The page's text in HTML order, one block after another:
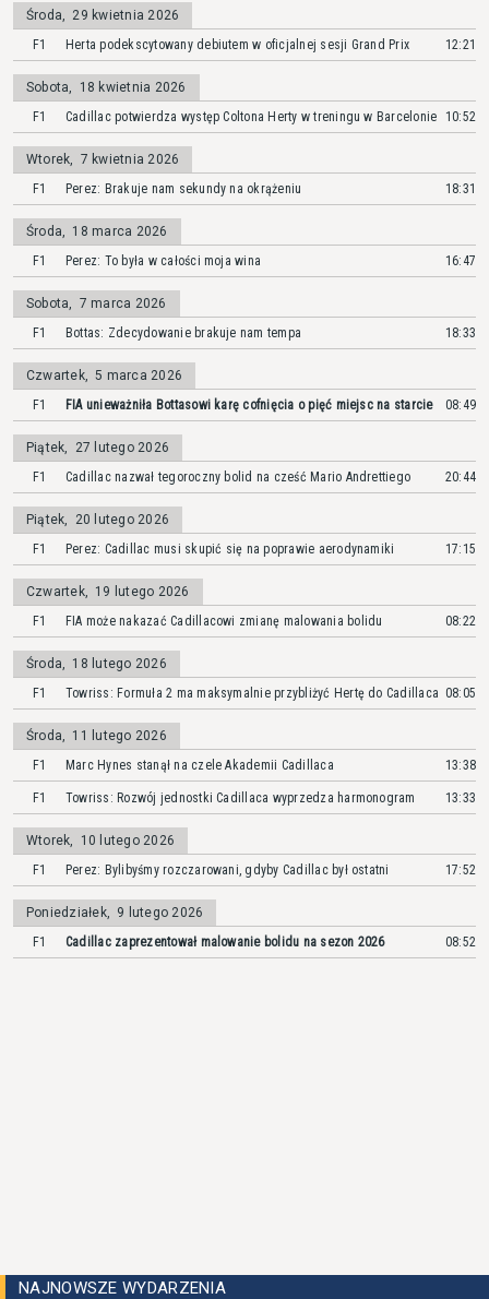
Środa, 29 kwietnia 2026
F1
Herta podekscytowany debiutem w oficjalnej sesji Grand Prix 12:21
Sobota,
18 kwietnia 2026
F1
Cadillac potwierdza występ Coltona Herty w treningu w Barcelonie 10:52
Wtorek, 7 kwietnia 2026
F1
Perez: Brakuje nam sekundy na okrążeniu 18:31
Środa, 18 marca 2026
F1
Perez: To była w całości moja wina 16:47
Sobota, 7 marca 2026
F1
Bottas: Zdecydowanie brakuje nam tempa 18:33
Czwartek, 5 marca 2026
F1
FIA unieważniła Bottasowi karę cofnięcia o pięć miejsc na starcie 08:49
Piątek,
27 lutego 2026
F1
Cadillac nazwał tegoroczny bolid na cześć Mario Andrettiego 20:44
Piątek,
20 lutego 2026
F1
Perez: Cadillac musi skupić się na poprawie aerodynamiki 17:15
Czwartek, 19 lutego 2026
F1
FIA może nakazać Cadillacowi zmianę malowania bolidu 08:22
Środa, 18 lutego 2026
F1
Towriss: Formuła 2 ma maksymalnie przybliżyć Hertę do Cadillaca 08:05
Środa, 11 lutego 2026
F1
Marc Hynes stanął na czele Akademii Cadillaca 13:38
F1 Towriss: Rozwój jednostki Cadillaca wyprzedza harmonogram 13:33
Wtorek,
10 lutego 2026
F1
Perez: Bylibyśmy rozczarowani, gdyby Cadillac był ostatni 17:52
Poniedziałek, 9 lutego 2026
F1
Cadillac zaprezentował malowanie bolidu na sezon 2026 08:52
NAJNOWSZE WYDARZENIA